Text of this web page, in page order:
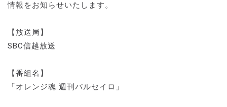
情報をお知らせいたします。
【放送局】
SBC信越放送
【番組名】
「オレンジ魂 週刊パルセイロ」